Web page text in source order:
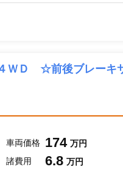
ＷＤ ☆前後ブレーキ
車両価格 174 万円
諸費用
6.8 万円